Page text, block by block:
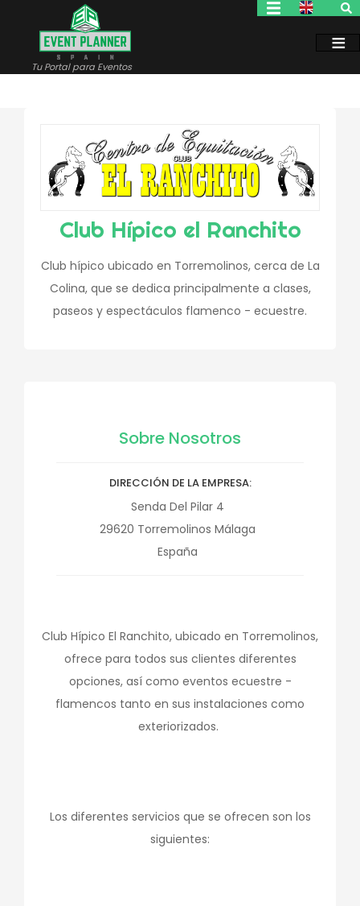
contenido
Tu Portal para Eventos
Club Hípico el Ranchito
Club hípico ubicado en Torremolinos, cerca de La
Colina, que se dedica principalmente a clases,
paseos y espectáculos flamenco - ecuestre.
Sobre Nosotros
DIRECCIÓN DE LA EMPRESA
Senda Del Pilar 4
29620 Torremolinos Málaga
España
Club Hípico El Ranchito, ubicado en Torremolinos,
ofrece para todos sus clientes diferentes
opciones, así como eventos ecuestre -
flamencos tanto en sus instalaciones como
exteriorizados.
Los diferentes servicios que se ofrecen son los
siguientes: